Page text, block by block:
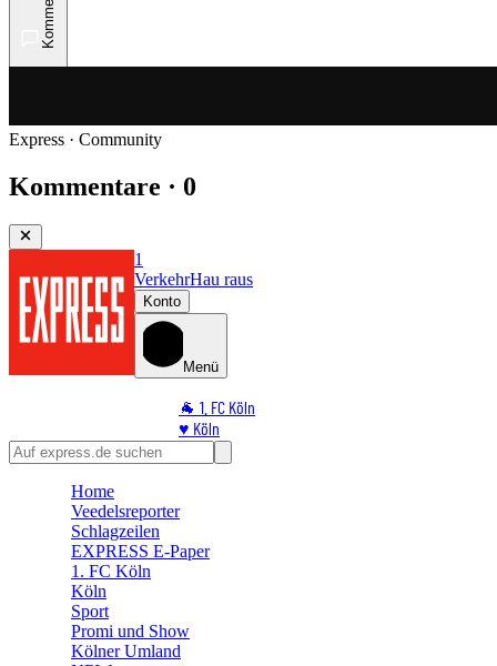
Express · Community
Kommentare · 0
1
VerkehrHau raus
Konto
Menü
🐐 1. FC Köln
♥️ Köln
⭐ Promi
🛒 Shoppingwelt
Home
Veedelsreporter
Schlagzeilen
EXPRESS E-Paper
1. FC Köln
Köln
Sport
Promi und Show
Kölner Umland